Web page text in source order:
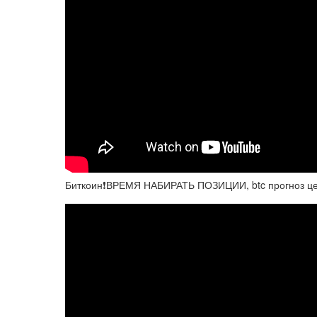
Биткоин❗️ВРЕМЯ НАБИРАТЬ ПОЗИЦИИ, btc прогноз